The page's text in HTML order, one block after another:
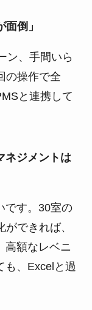
倒」
ン、手間いら
の操作で全
と連携して
ネジメントは
です。30室の
できれば、
高額なレベニ
も、Excelと過